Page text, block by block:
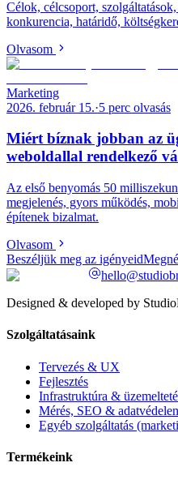
Célok, célcsoport,
konkurencia, határidő,
Olvasom
Marketing
2026. február 15.·5 perc olvasás
Miért bíznak jobban az
weboldallal rendelkező
Az első benyomás 50
megjelenés, gyors működés,
építenek bizalmat.
Olvasom
Beszéljük meg az igényeid
Designed & developed by
Szolgáltatásaink
Tervezés & UX
Fejlesztés
Infrastruktúra &
Mérés, SEO &
Egyéb szolgáltatás
Termékeink